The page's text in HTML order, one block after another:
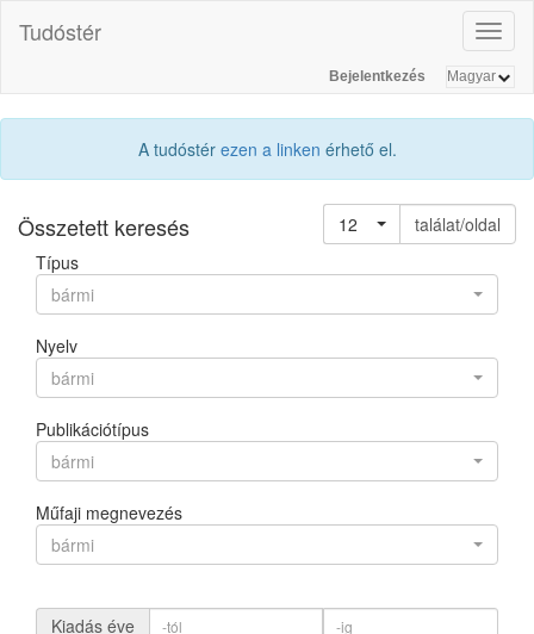
Tudóstér
Bejelentkezés
A tudóstér ezen a linken érhető el.
Összetett keresés 12
találat/oldal
Típus
bármi
Nyelv
bármi
Publikációtípus
bármi
Műfaji megnevezés
bármi
Kiadás éve